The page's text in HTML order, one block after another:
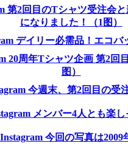
第2回目のTシャツ受注会
になりました！（1图）
デイリー必需品！エコバ
20周年Tシャツ企画 第2回
图）
今週末、第2回目の受
メンバー4人とも楽
今回の写真は2009